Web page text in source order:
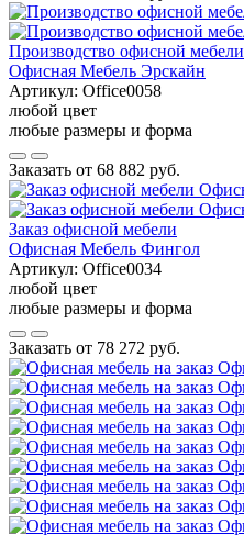
Производство офисной мебели
Офисная Мебель Эрскайн
Артикул: Office0058
любой цвет
любые размеры и форма
Заказать от 68 882 руб.
Заказ офисной мебели
Офисная Мебель Фингол
Артикул: Office0034
любой цвет
любые размеры и форма
Заказать от 78 272 руб.